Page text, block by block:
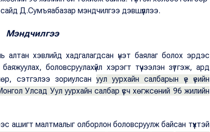
сайд Д.Сумъяабазар мэндчилгээ дэвшүүллээ.
Мэндчилгээ
хэвлийд хадгалагдсан үнэт баялаг болох эрдэс
боловсруулахүйл хэрэгт түүчээлэн зүтгэж, ард
сэтгэлээ зориулсануул уурхайн салбарын үе үеийн
Улсад Уул уурхайн салбар үүсч хөгжсөний 96 жилийн
ашигт малтмалыг олборлон боловсруулж байсан түүхтэй